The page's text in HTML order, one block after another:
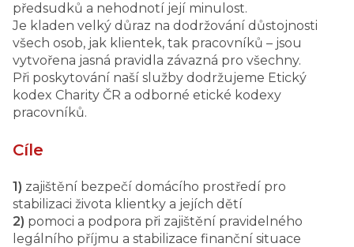
předsudků a nehodnotí její minulost.
Je kladen velký důraz na dodržování důstojnosti
všech osob, jak klientek, tak pracovníků – jsou
vytvořena jasná pravidla závazná pro všechny.
Při poskytování naší služby dodržujeme Etický
kodex Charity ČR a odborné etické kodexy
pracovníků.
Cíle
1) zajištění bezpečí domácího prostředí pro
stabilizaci života klientky a jejích dětí
2) pomoci a podpora při zajištění pravidelného
legálního příjmu a stabilizace finanční situace